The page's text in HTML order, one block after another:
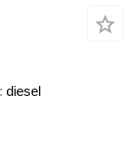
diesel